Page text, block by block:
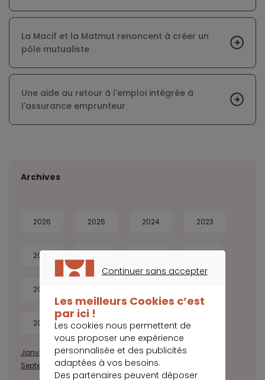
La Macif et la Matmut renoncent à créer un
pôle mutualiste
Une aide au retour à l'emploi intégrée à
l'assurance emprunteur
Archives
2026 2025 2024 2023
2022
2018
2014
Janvier Février Mars Avril Mai Juin Juillet
Septembre
Octobre Novembre Décembre
Continuer sans accepter
Les meilleurs Cookies c’est
par ici !
Les cookies nous permettent de
vous proposer une expérience
personnalisée et des publicités
adaptées à vos besoins.
Des partenaires peuvent déposer